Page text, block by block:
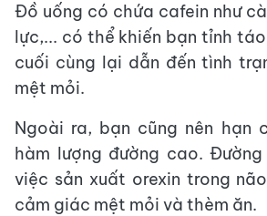
Đồ uống có chứa cafein như
lực,... có thể khiến bạn tỉnh
cuối cùng lại dẫn đến tình
mệt mỏi.
Ngoài ra, bạn cũng nên hạn
hàm lượng đường cao.
việc sản xuất orexin trong
cảm giác mệt mỏi và thèm ăn.